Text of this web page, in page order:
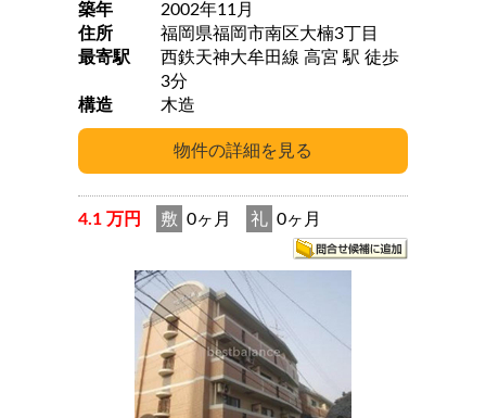
築年
2002年11月
住所
福岡県福岡市南区大楠3丁目
最寄駅
西鉄天神大牟田線 高宮 駅 徒歩
3分
構造
木造
4.1 万円 敷 0ヶ月 礼 0ヶ月